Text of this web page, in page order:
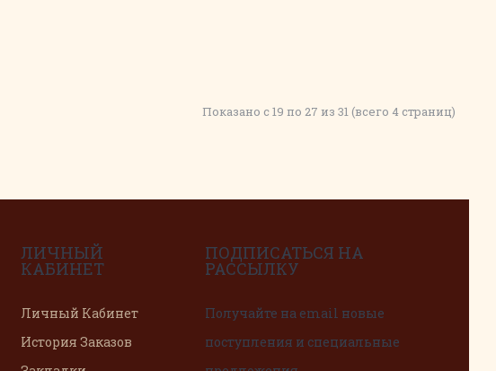
Показано с 19 по 27 из 31 (всего 4 страниц)
ЛИЧНЫЙ
КАБИНЕТ
Личный Кабинет
История Заказов
ПОДПИСАТЬСЯ НА
РАССЫЛКУ
Получайте на email новые
поступления и специальные